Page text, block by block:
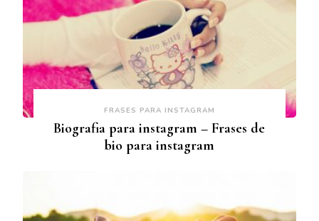
FRASES PARA INSTAGRAM
Biografia para instagram – Frases de
bio para instagram